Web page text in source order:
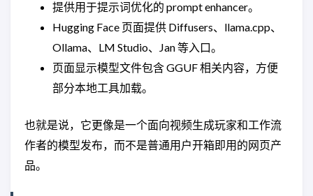
提供用于提示词优化的 prompt enhancer。
Hugging Face 页面提供 Diffusers、llama.cpp、
Ollama、LM Studio、Jan 等入口。
页面显示模型文件包含 GGUF 相关内容，方便
部分本地工具加载。
也就是说，它更像是一个面向视频生成玩家和工作流
作者的模型发布，而不是普通用户开箱即用的网页产
品。